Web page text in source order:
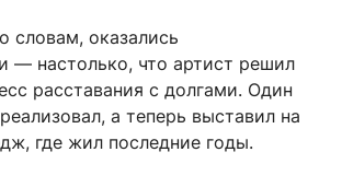
словам, оказались
— настолько, что артист решил
расставания с долгами. Один
а теперь выставил на
где жил последние годы.